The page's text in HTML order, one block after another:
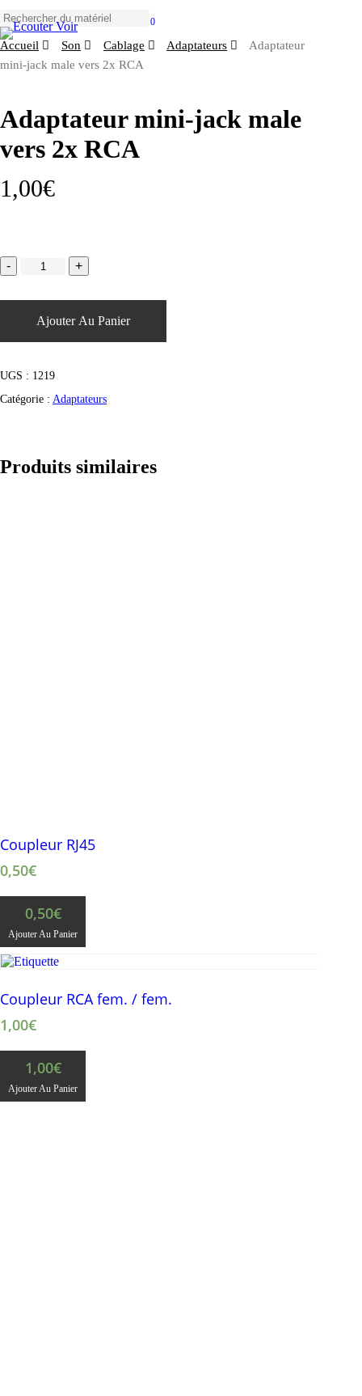
to
main
content
Close
Search
0
Accueil Son Cablage Adaptateurs
Adaptateur
mini-jack male vers 2x RCA
Adaptateur mini-jack male
vers 2x RCA
1,00€
Ajouter Au Panier
UGS : 1219
Catégorie : Adaptateurs
Produits similaires
Coupleur RJ45
0,50€
0,50€
Ajouter Au Panier
Coupleur RCA fem. / fem.
1,00€
1,00€
Ajouter Au Panier